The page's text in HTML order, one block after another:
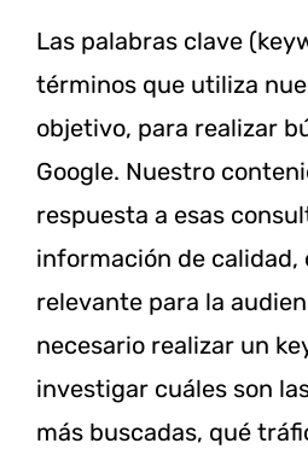
Las palabras clave
términos que utiliza
objetivo, para realizar
Google. Nuestro
respuesta a esas
información de calidad,
relevante para la
necesario realizar un
investigar cuáles son
más buscadas, qué